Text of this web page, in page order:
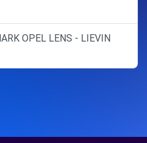
OPEL LENS - LIEVIN